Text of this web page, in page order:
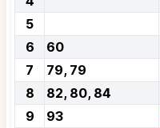
5
6
60
7
79, 79
8
82, 80, 84
9
93